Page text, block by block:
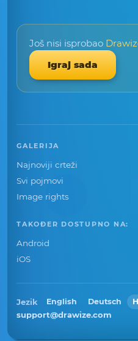
Još nisi isprobao
Igraj sada
GALERIJA
Najnoviji crteži
Svi pojmovi
Image rights
TAKOĐER DOSTUPNO NA:
Android
iOS
Jezik English Deutsch
support@drawize.com